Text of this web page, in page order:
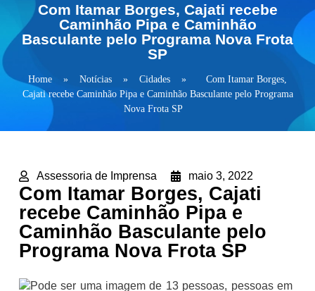
Com Itamar Borges, Cajati recebe
Caminhão Pipa e Caminhão
Basculante pelo Programa Nova Frota
SP
Home » Notícias » Cidades »
Com Itamar Borges,
Cajati recebe Caminhão Pipa e Caminhão Basculante pelo Programa
Nova Frota SP
Assessoria de Imprensa maio 3, 2022
Com Itamar Borges, Cajati
recebe Caminhão Pipa e
Caminhão Basculante pelo
Programa Nova Frota SP